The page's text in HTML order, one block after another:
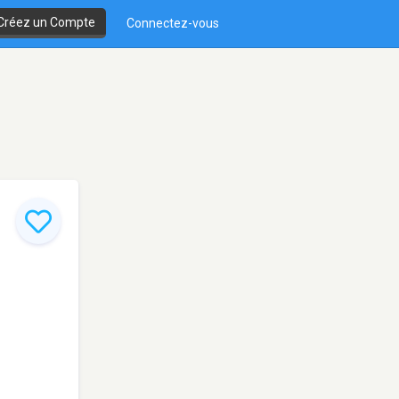
un Compte Connectez-vous